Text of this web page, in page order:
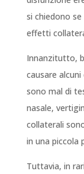
si chiedono
effetti
Innanzitutto,
causare
sono mal di
nasale,
collaterali
in una piccola
Tuttavia, in